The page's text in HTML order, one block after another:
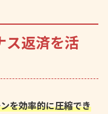
ス返済を活
を効率的に圧縮でき